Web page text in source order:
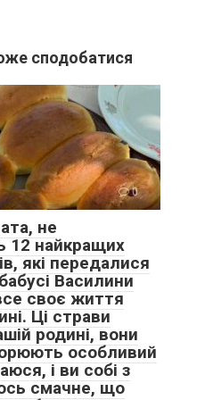
сподобатися
0
не
12 найкращих
які передалися
Василини
своє життя
Ці страви
родині, вони
особливий
і ви собі з
смачне, що